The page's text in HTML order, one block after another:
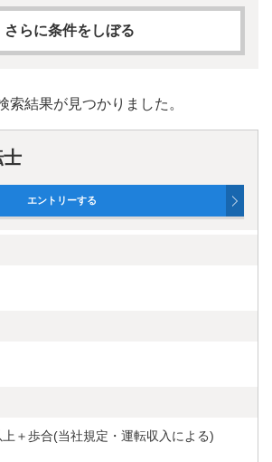
さらに条件をしぼる
索結果が見つかりました。
士
＋歩合(当社規定・運転収入による)